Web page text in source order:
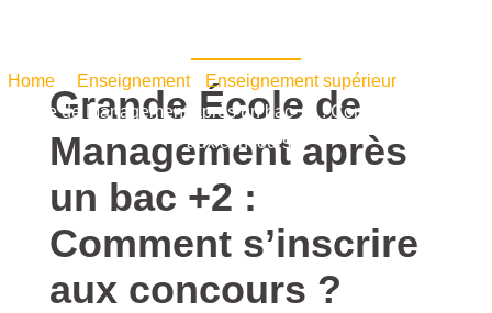
Home/ Enseignement• Enseignement supérieur/ Grande
École de Management après un bac +2 : Comment s’inscrire
aux concours ?
Grande École de
Management après
un bac +2 :
Comment s’inscrire
aux concours ?